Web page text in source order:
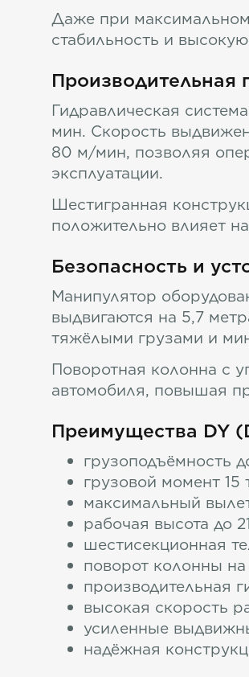
Даже при максимальном
стабильность и
Производительная
Гидравлическая
мин. Скорость
80 м/мин, позволяя
эксплуатации.
Шестигранная
положительно влияет
Безопасность и
Манипулятор
выдвигаются на 5,7
тяжёлыми грузами и
Поворотная колонна с
автомобиля, повышая
Преимущества DY
грузоподъёмность
грузовой момент 15
максимальный
рабочая высота до
шестисекционная
поворот колонны
производительная
высокая скорость
усиленные
надёжная